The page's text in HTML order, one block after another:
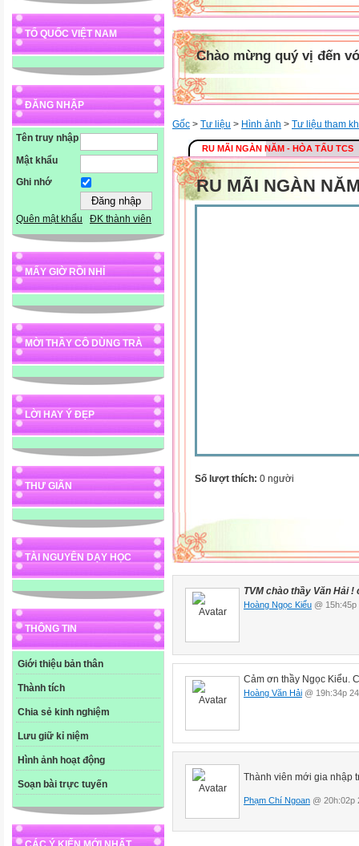
TỔ QUỐC VIỆT NAM
ĐĂNG NHẬP
Tên truy nhập
Mật khẩu
Ghi nhớ
Quên mật khẩu ĐK thành viên
MẤY GIỜ RỒI NHỈ
MỜI THẦY CÔ DÙNG TRÀ
LỜI HAY Ý ĐẸP
THƯ GIÃN
TÀI NGUYÊN DẠY HỌC
THÔNG TIN
Giới thiệu bản thân
Thành tích
Chia sẻ kinh nghiệm
Lưu giữ kỉ niệm
Hình ảnh hoạt động
Soạn bài trực tuyến
Chào mừng quý vị đến
Gốc > Tư liệu > Hình ảnh > Tư liệu tham
RU MÃI NGÀN NĂM - HÒA TẤU TCS
RU MÃI NGÀN
Số lượt thích: 0 người
TVM chào thầy Văn Hải !
Hoàng Ngọc Kiểu @ 15h:45p
Cảm ơn thầy Ngọc Kiểu.
Hoàng Văn Hải @ 19h:34p
Thành viên mới gia nhập
Phạm Chí Ngoan @ 20h:02p